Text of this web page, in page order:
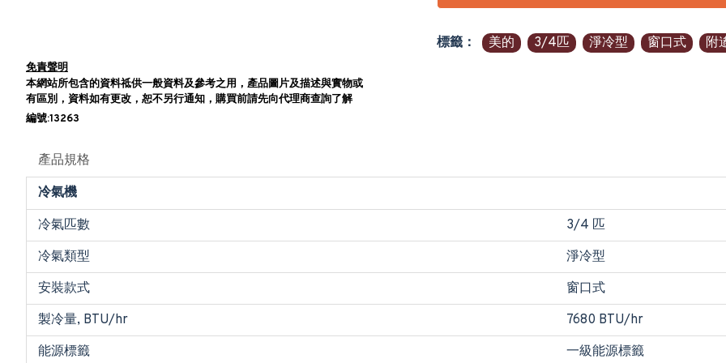
免責聲明
本網站所包含的資料祗供一般資料及參考之用，產品圖片及描述與實物或
有區別，資料如有更改，恕不另行通知，購買前請先向代理商查詢了解
編號:13263
標籤： 美的 3/4匹 淨冷型 窗口式 附
產品規格
冷氣機
冷氣匹數
3/4 匹
冷氣類型
淨冷型
安裝款式
窗口式
製冷量, BTU/hr
7680 BTU/hr
能源標籤
一級能源標籤